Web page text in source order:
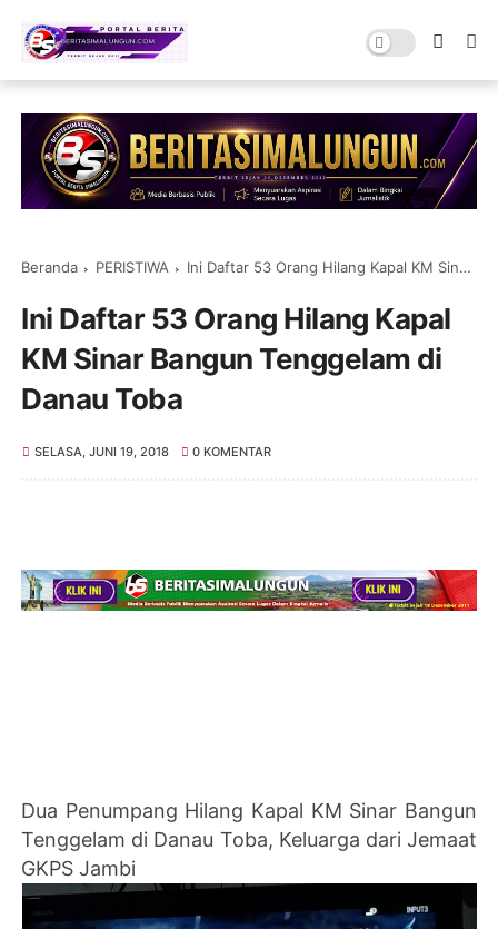
Beranda PERISTIWA Ini Daftar 53 Orang Hilang Kapal KM Sinar Bangun Tenggelam di Danau Toba
Ini Daftar 53 Orang Hilang Kapal
KM Sinar Bangun Tenggelam di
Danau Toba
SELASA, JUNI 19, 2018 0 KOMENTAR
Dua Penumpang Hilang Kapal KM Sinar Bangun
Tenggelam di Danau Toba, Keluarga dari Jemaat
GKPS Jambi